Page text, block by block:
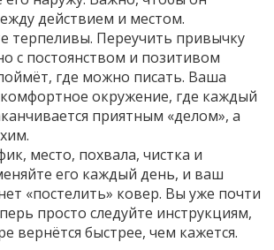
действием и местом.
терпеливы. Переучить привычку
с постоянством и позитивом
где можно писать. Ваша
окружение, где каждый
приятным «делом», а
место, похвала, чистка и
его каждый день, и ваш
«постелить» ковер. Вы уже почти
просто следуйте инструкциям,
вернётся быстрее, чем кажется.